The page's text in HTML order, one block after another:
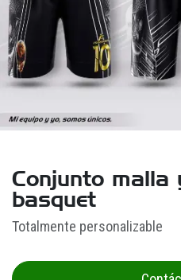
Conjunto malla
basquet
Totalmente personalizable